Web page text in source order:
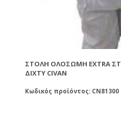
ΣΤΟΛΉ ΟΛΌΣΩΜΗ EXTRA
ΔΊΧΤΥ CIVAN
Κωδικός προϊόντος: CN81300